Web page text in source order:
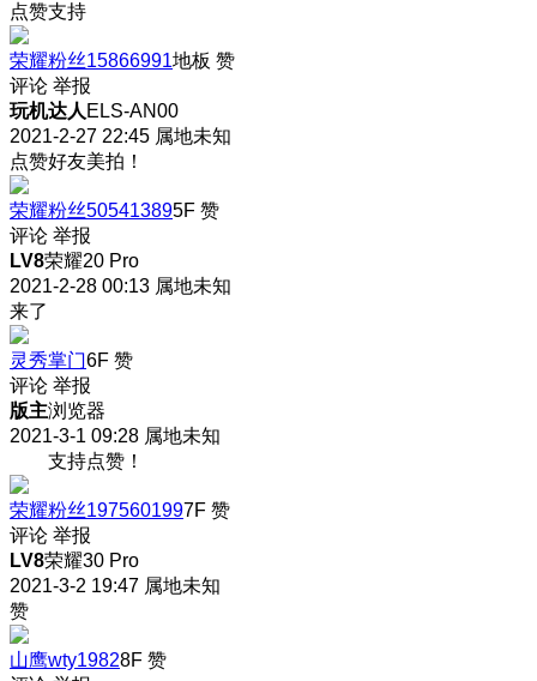
点赞支持
荣耀粉丝15866991地板 赞
评论 举报
玩机达人 ELS-AN00
2021-2-27 22:45 属地未知
点赞好友美拍！
荣耀粉丝505413895F 赞
评论 举报
LV8荣耀20 Pro
2021-2-28 00:13 属地未知
来了
灵秀掌门6F 赞
评论 举报
版主浏览器
2021-3-1 09:28 属地未知
支持点赞！
荣耀粉丝1975601997F 赞
评论 举报
LV8荣耀30 Pro
2021-3-2 19:47 属地未知
赞
山鹰wty19828F 赞